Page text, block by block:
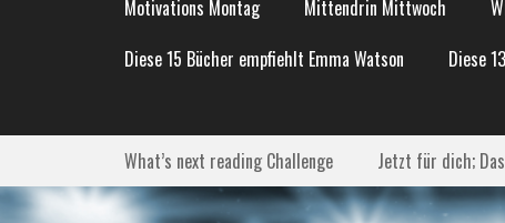
Inhalt
Motivations Montag Mittendrin Mittwoch
Diese 15 Bücher empfiehlt Emma Watson
Diese
Submenü
Weiter
Inhalt
What’s next reading Challenge Jetzt für dich;